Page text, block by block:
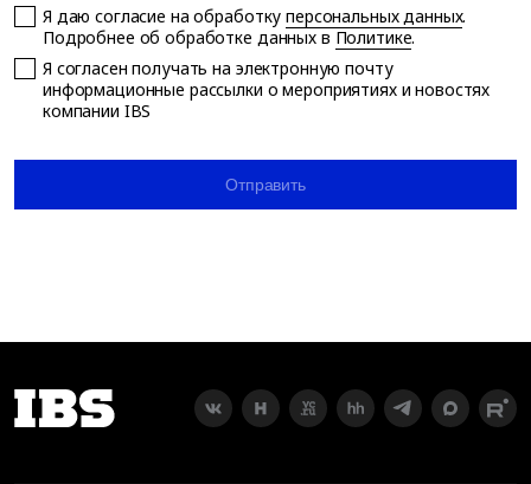
Я даю согласие на обработкуперсональных данных.
Подробнее об обработке данных в Политике.
Я согласен получать на электронную почту
информационные рассылки о мероприятиях и новостях
компании IBS
Отправить